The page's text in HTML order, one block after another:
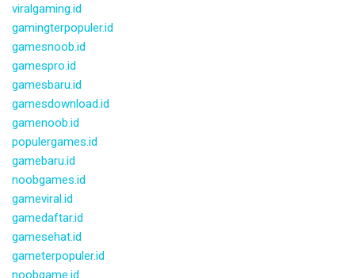
viralgaming.id
gamingterpopuler.id
gamesnoob.id
gamespro.id
gamesbaru.id
gamesdownload.id
gamenoob.id
populergames.id
gamebaru.id
noobgames.id
gameviral.id
gamedaftar.id
gamesehat.id
gameterpopuler.id
noobgame.id